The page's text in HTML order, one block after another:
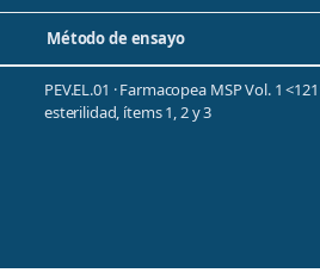
Método de ensayo
PEV.EL.01 · Farmacopea MSP Vol. 1
esterilidad, ítems 1, 2 y 3